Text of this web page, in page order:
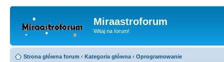
Miraastroforum
Witaj na forum!
Strona główna forum ‹ Kategoria główna ‹ Oprogramowanie